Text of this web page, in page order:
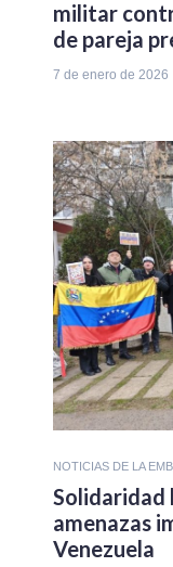
militar
de pareja
7 de enero de 2026
NOTICIAS DE LA
Solidaridad
amenazas
Venezuela